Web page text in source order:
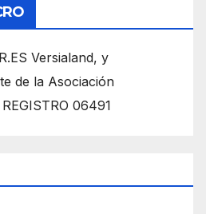
Versialand, y
de la Asociación
06491